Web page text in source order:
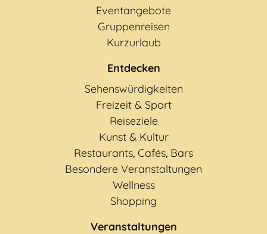
Eventangebote
Gruppenreisen
Kurzurlaub
Entdecken
Sehenswürdigkeiten
Freizeit & Sport
Reiseziele
Kunst & Kultur
Restaurants, Cafés, Bars
Besondere Veranstaltungen
Wellness
Shopping
Veranstaltungen